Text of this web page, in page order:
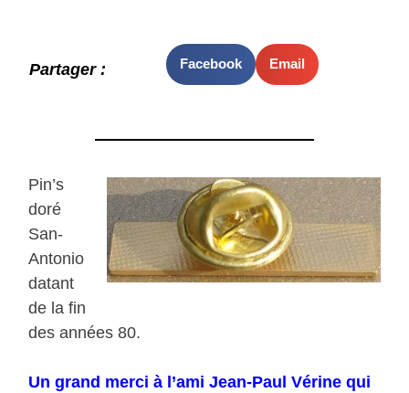
Partager : Facebook Email
Pin’s
doré
San-
Antonio
datant
de la fin
des années 80.
Un grand merci à l’ami Jean-Paul Vérine qui